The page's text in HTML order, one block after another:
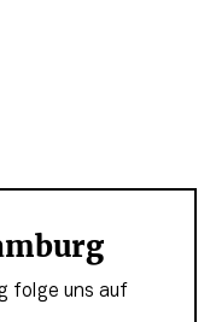
folge uns auf